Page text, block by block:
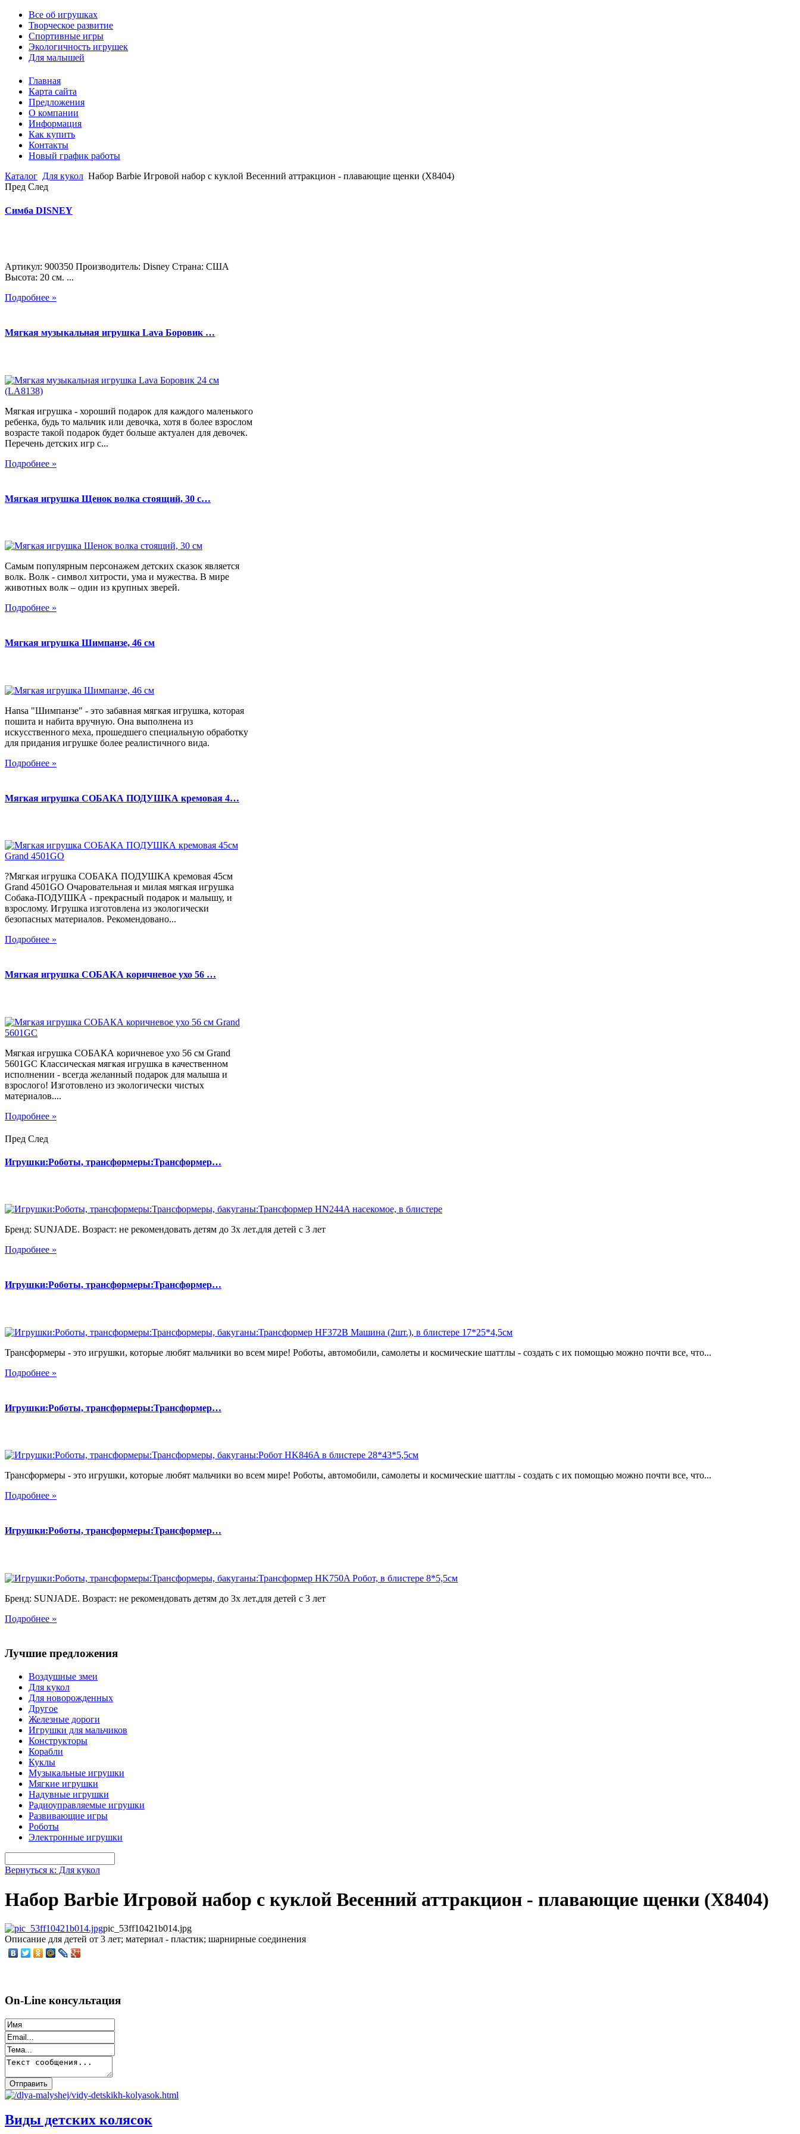
Все об игрушках
Творческое развитие
Спортивные игры
Экологичность игрушек
Для малышей
Главная
Карта сайта
Предложения
О компании
Информация
Как купить
Контакты
Новый график работы
Каталог Для кукол Набор Barbie Игровой набор с куклой Весенний аттракцион - плавающие щенки (X8404)
Пред След
Симба DISNEY
Артикул: 900350 Производитель: Disney Страна: США
Высота: 20 см. ...
Подробнее »
Мягкая музыкальная игрушка Lava Боровик …
Мягкая игрушка - хороший подарок для каждого маленького
ребенка, будь то мальчик или девочка, хотя в более взрослом
возрасте такой подарок будет больше актуален для девочек.
Перечень детских игр с...
Подробнее »
Мягкая игрушка Щенок волка стоящий, 30 с…
Самым популярным персонажем детских сказок является
волк. Волк - символ хитрости, ума и мужества. В мире
животных волк – один из крупных зверей.
Подробнее »
Мягкая игрушка Шимпанзе, 46 см
Hansa "Шимпанзе" - это забавная мягкая игрушка, которая
пошита и набита вручную. Она выполнена из
искусственного меха, прошедшего специальную обработку
для придания игрушке более реалистичного вида.
Подробнее »
Мягкая игрушка СОБАКА ПОДУШКА кремовая 4…
?Мягкая игрушка СОБАКА ПОДУШКА кремовая 45см
Grand 4501GO Очаровательная и милая мягкая игрушка
Собака-ПОДУШКА - прекрасный подарок и малышу, и
взрослому. Игрушка изготовлена из экологически
безопасных материалов. Рекомендовано...
Подробнее »
Мягкая игрушка СОБАКА коричневое ухо 56 …
Мягкая игрушка СОБАКА коричневое ухо 56 см Grand
5601GC Классическая мягкая игрушка в качественном
исполнении - всегда желанный подарок для малыша и
взрослого! Изготовлено из экологически чистых
материалов....
Подробнее »
Пред След
Игрушки:Роботы, трансформеры:Трансформер…
Бренд: SUNJADE. Возраст: не рекомендовать детям до 3х лет.для детей с 3 лет
Подробнее »
Игрушки:Роботы, трансформеры:Трансформер…
Трансформеры - это игрушки, которые любят мальчики во всем мире! Роботы, автомобили, самолеты и космические шаттлы - создать с их помощью можно почти все, что...
Подробнее »
Игрушки:Роботы, трансформеры:Трансформер…
Трансформеры - это игрушки, которые любят мальчики во всем мире! Роботы, автомобили, самолеты и космические шаттлы - создать с их помощью можно почти все, что...
Подробнее »
Игрушки:Роботы, трансформеры:Трансформер…
Бренд: SUNJADE. Возраст: не рекомендовать детям до 3х лет.для детей с 3 лет
Подробнее »
Лучшие предложения
Воздушные змеи
Для кукол
Для новорожденных
Другое
Железные дороги
Игрушки для мальчиков
Конструкторы
Корабли
Куклы
Музыкальные игрушки
Мягкие игрушки
Надувные игрушки
Радиоуправляемые игрушки
Развивающие игры
Роботы
Электронные игрушки
Вернуться к: Для кукол
Набор Barbie Игровой набор с куклой Весенний аттракцион - плавающие щенки (X8404)
pic_53ff10421b014.jpg
Описание для детей от 3 лет; материал - пластик; шарнирные соединения
On-Line консультация
Виды детских колясок